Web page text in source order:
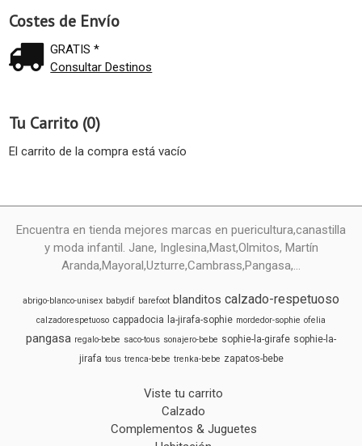
Costes de Envío
GRATIS *
Consultar Destinos
Tu Carrito (0)
El carrito de la compra está vacío
Encuentra en tienda mejores marcas en puericultura,canastilla
y moda infantil. Jane, Inglesina,Mast,Olmitos, Martín
Aranda,Mayoral,Uzturre,Cambrass,Pangasa,...
abrigo-blanco-unisex babydif barefoot blanditos calzado-respetuoso
calzadorespetuoso cappadocia la-jirafa-sophie mordedor-sophie ofelia
pangasa regalo-bebe saco-tous sonajero-bebe sophie-la-girafe sophie-la-
jirafa tous trenca-bebe trenka-bebe zapatos-bebe
Viste tu carrito
Calzado
Complementos & Juguetes